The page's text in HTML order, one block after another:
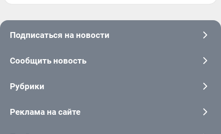
Подписаться на новости
Сообщить новость
Рубрики
Реклама на сайте